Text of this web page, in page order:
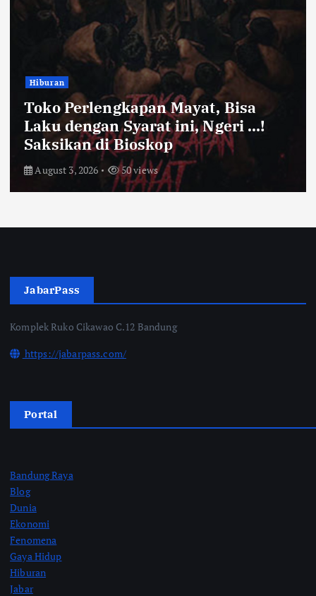
Farhan Pastikan Pasokan Pangan
Kota Bandung Aman Meski Harga
Ayam dan Timun Naik
July 31, 2026 55 views
JabarPass
Komplek Ruko Cikawao C.12 Bandung
https://jabarpass.com/
Portal
Bandung Raya
Blog
Dunia
Ekonomi
Fenomena
Gaya Hidup
Hiburan
Jabar